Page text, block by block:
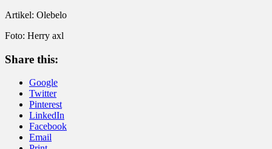
Artikel: Olebelo
Foto: Herry axl
Share this:
Google
Twitter
Pinterest
LinkedIn
Facebook
Email